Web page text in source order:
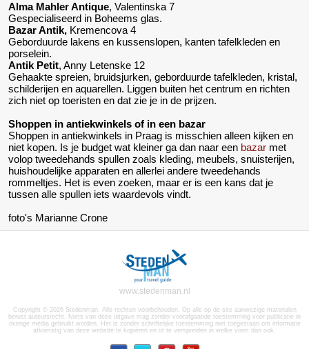
Alma Mahler Antique, Valentinska 7
Gespecialiseerd in Boheems glas.
Bazar Antik, Kremencova 4
Geborduurde lakens en kussenslopen, kanten tafelkleden en
porselein.
Antik Petit, Anny Letenske 12
Gehaakte spreien, bruidsjurken, geborduurde tafelkleden, kristal,
schilderijen en aquarellen. Liggen buiten het centrum en richten
zich niet op toeristen en dat zie je in de prijzen.
Shoppen in antiekwinkels of in een bazar
Shoppen in antiekwinkels in Praag is misschien alleen kijken en
niet kopen. Is je budget wat kleiner ga dan naar een bazar met
volop tweedehands spullen zoals kleding, meubels, snuisterijen,
huishoudelijke apparaten en allerlei andere tweedehands
rommeltjes. Het is even zoeken, maar er is een kans dat je
tussen alle spullen iets waardevols vindt.
foto's Marianne Crone
www.stedenman.nl
Copyright © 2026 Stedenman. Alle rechten voorbehouden. Op alle op de site aanwezige materialen
berust auteursrecht. Niets van deze uitgave mag zonder voorafgaande toestemming voor publicatie in
overige media gebruikt worden. Het is zonder schriftelijke toestemming niet toegestaan om informatie
afkomstig van deze website te kopiëren en of te verspreiden in welke vorm dan ook.